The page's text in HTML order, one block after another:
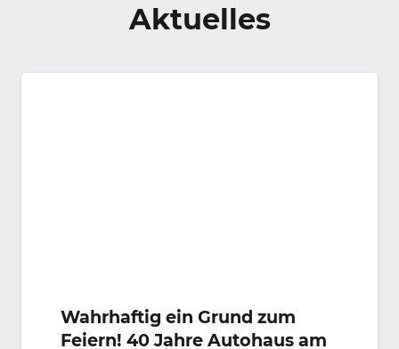
Aktuelles
Wahrhaftig ein Grund zum
Feiern! 40 Jahre Autohaus am